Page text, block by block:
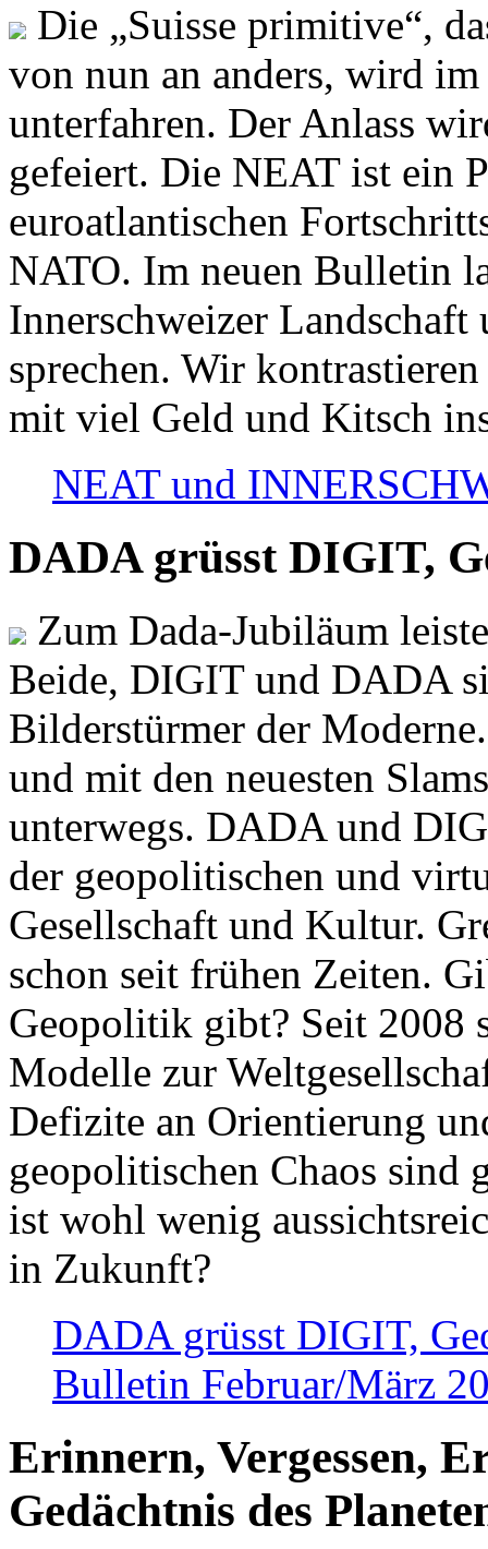
Die „Suisse primitive“,
von nun an anders, wird
unterfahren. Der Anlass
gefeiert. Die NEAT ist ein
euroatlantischen
NATO. Im neuen Bulletin
Innerschweizer
sprechen. Wir
mit viel Geld und Kitsch
NEAT und
DADA grüsst DIGIT,
Zum Dada-Jubiläum
Beide, DIGIT und DADA
Bilderstürmer der
und mit den neuesten
unterwegs. DADA und
der geopolitischen und
Gesellschaft und Kultur.
schon seit frühen Zeiten.
Geopolitik gibt? Seit 2008
Modelle zur
Defizite an Orientierung
geopolitischen Chaos sind
ist wohl wenig
in Zukunft?
DADA grüsst DIGIT,
Bulletin Februar/März
Erinnern, Vergessen,
Gedächtnis des